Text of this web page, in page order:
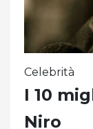
Celebrità
I 10
Niro